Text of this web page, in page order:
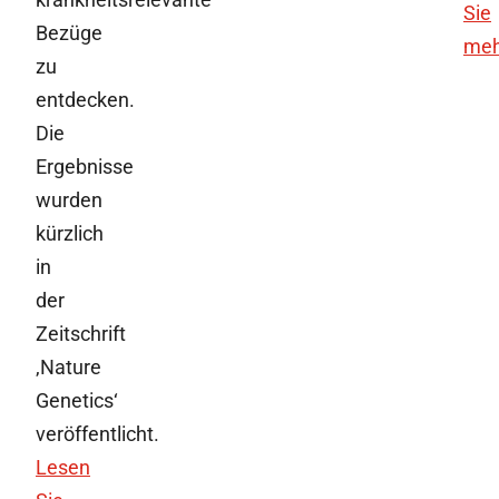
Bezüge
zu
entdecken.
Die
Ergebnisse
wurden
kürzlich
in
der
Zeitschrift
‚Nature
Genetics‘
veröffentlicht.
Lesen
Sie